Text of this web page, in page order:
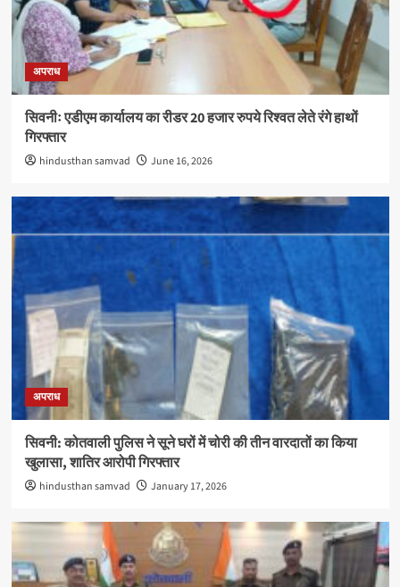
अपराध
सिवनीः एडीएम कार्यालय का रीडर 20 हजार रुपये रिश्वत लेते रंगे हाथों
गिरफ्तार
hindusthan samvad June 16, 2026
अपराध
सिवनी: कोतवाली पुलिस ने सूने घरों में चोरी की तीन वारदातों का किया
खुलासा, शातिर आरोपी गिरफ्तार
hindusthan samvad January 17, 2026